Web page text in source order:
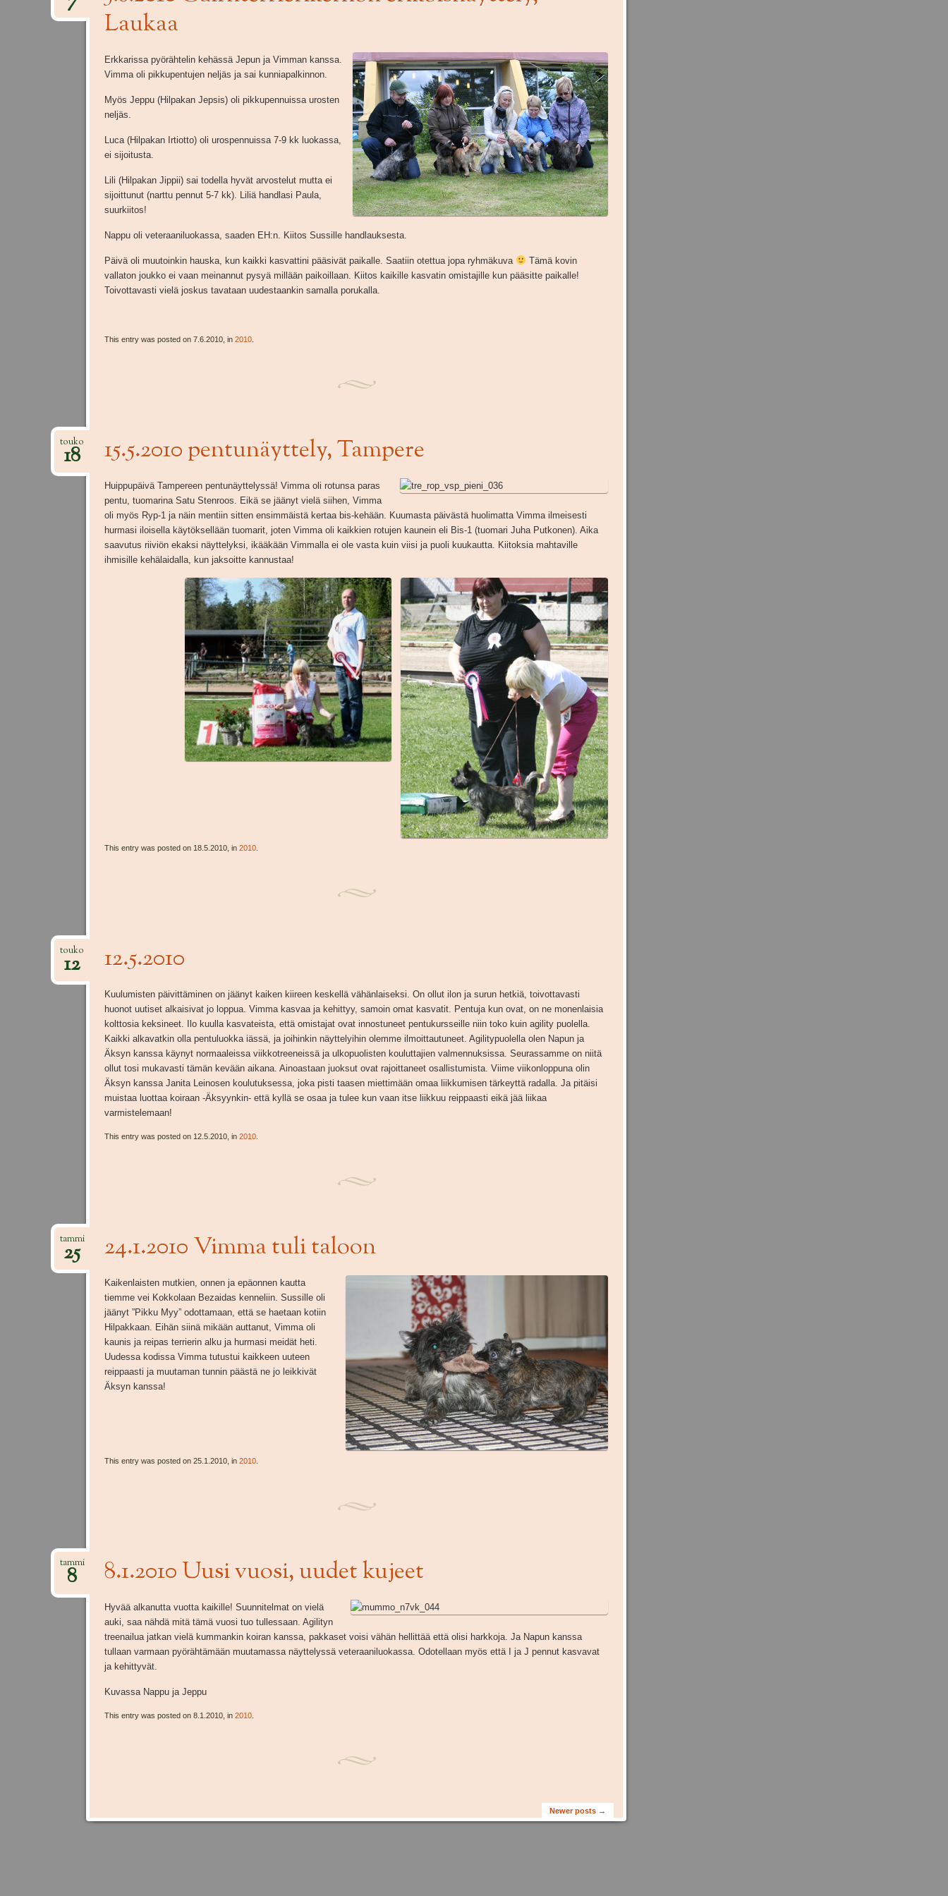
Laukaa
Erkkarissa pyörähtelin kehässä Jepun ja Vimman kanssa.
Vimma oli pikkupentujen neljäs ja sai kunniapalkinnon.
Myös Jeppu (Hilpakan Jepsis) oli pikkupennuissa urosten
neljäs.
Luca (Hilpakan Irtiotto) oli urospennuissa 7-9 kk luokassa,
ei sijoitusta.
Lili (Hilpakan Jippii) sai todella hyvät arvostelut mutta ei
sijoittunut (narttu pennut 5-7 kk). Liliä handlasi Paula,
suurkiitos!
Nappu oli veteraaniluokassa, saaden EH:n. Kiitos Sussille handlauksesta.
Päivä oli muutoinkin hauska, kun kaikki kasvattini pääsivät paikalle. Saatiin otettua jopa ryhmäkuva
Tämä kovin
vallaton joukko ei vaan meinannut pysyä millään paikoillaan. Kiitos kaikille kasvatin omistajille kun pääsitte paikalle!
Toivottavasti vielä joskus tavataan uudestaankin samalla porukalla.
This entry was posted on 7.6.2010, in 2010.
15.5.2010 pentunäyttely, Tampere
touko
18
Huippupäivä Tampereen pentunäyttelyssä! Vimma oli rotunsa paras
pentu, tuomarina Satu Stenroos. Eikä se jäänyt vielä siihen, Vimma
oli myös Ryp-1 ja näin mentiin sitten ensimmäistä kertaa bis-kehään. Kuumasta päivästä huolimatta Vimma ilmeisesti
hurmasi iloisella käytöksellään tuomarit, joten Vimma oli kaikkien rotujen kaunein eli Bis-1 (tuomari Juha Putkonen). Aika
saavutus riiviön ekaksi näyttelyksi, ikääkään Vimmalla ei ole vasta kuin viisi ja puoli kuukautta. Kiitoksia mahtaville
ihmisille kehälaidalla, kun jaksoitte kannustaa!
This entry was posted on 18.5.2010, in 2010.
12.5.2010
touko
12
Kuulumisten päivittäminen on jäänyt kaiken kiireen keskellä vähänlaiseksi. On ollut ilon ja surun hetkiä, toivottavasti
huonot uutiset alkaisivat jo loppua. Vimma kasvaa ja kehittyy, samoin omat kasvatit. Pentuja kun ovat, on ne monenlaisia
kolttosia keksineet. Ilo kuulla kasvateista, että omistajat ovat innostuneet pentukursseille niin toko kuin agility puolella.
Kaikki alkavatkin olla pentuluokka iässä, ja joihinkin näyttelyihin olemme ilmoittautuneet. Agilitypuolella olen Napun ja
Äksyn kanssa käynyt normaaleissa viikkotreeneissä ja ulkopuolisten kouluttajien valmennuksissa. Seurassamme on niitä
ollut tosi mukavasti tämän kevään aikana. Ainoastaan juoksut ovat rajoittaneet osallistumista. Viime viikonloppuna olin
Äksyn kanssa Janita Leinosen koulutuksessa, joka pisti taasen miettimään omaa liikkumisen tärkeyttä radalla. Ja pitäisi
muistaa luottaa koiraan -Äksyynkin- että kyllä se osaa ja tulee kun vaan itse liikkuu reippaasti eikä jää liikaa
varmistelemaan!
This entry was posted on 12.5.2010, in 2010.
24.1.2010 Vimma tuli taloon
tammi
25
Kaikenlaisten mutkien, onnen ja epäonnen kautta
tiemme vei Kokkolaan Bezaidas kenneliin. Sussille oli
jäänyt ”Pikku Myy” odottamaan, että se haetaan kotiin
Hilpakkaan. Eihän siinä mikään auttanut, Vimma oli
kaunis ja reipas terrierin alku ja hurmasi meidät heti.
Uudessa kodissa Vimma tutustui kaikkeen uuteen
reippaasti ja muutaman tunnin päästä ne jo leikkivät
Äksyn kanssa!
This entry was posted on 25.1.2010, in 2010.
8.1.2010 Uusi vuosi, uudet kujeet
tammi
8
Hyvää alkanutta vuotta kaikille! Suunnitelmat on vielä
auki, saa nähdä mitä tämä vuosi tuo tullessaan. Agilityn
treenailua jatkan vielä kummankin koiran kanssa, pakkaset voisi vähän hellittää että olisi harkkoja. Ja Napun kanssa
tullaan varmaan pyörähtämään muutamassa näyttelyssä veteraaniluokassa. Odotellaan myös että I ja J pennut kasvavat
ja kehittyvät.
Kuvassa Nappu ja Jeppu
This entry was posted on 8.1.2010, in 2010.
Newer posts →